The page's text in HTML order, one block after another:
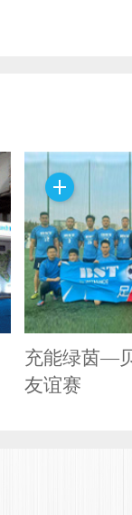
充能绿茵—
友谊赛